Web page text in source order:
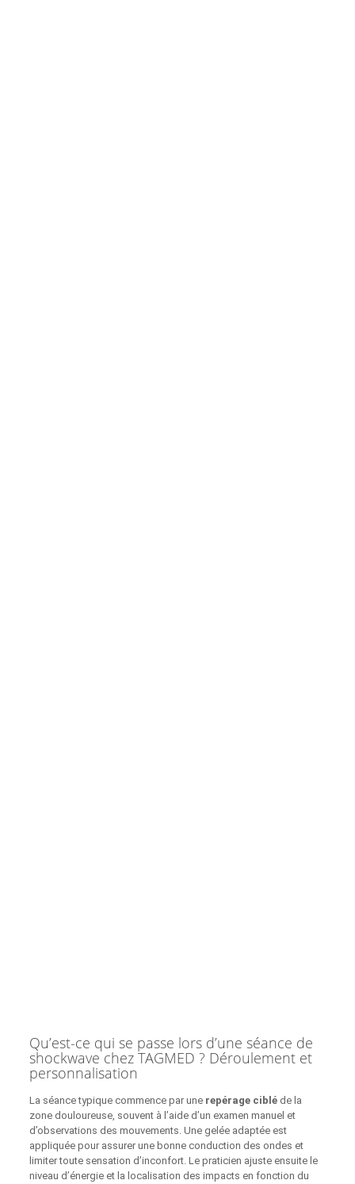
Qu’est-ce qui se passe lors d’une séance de
shockwave chez TAGMED ? Déroulement et
personnalisation
La séance typique commence par une repérage cibléde la
zone douloureuse, souvent à l’aide d’un examen manuel et
d’observations des mouvements. Une gelée adaptée est
appliquée pour assurer une bonne conduction des ondes et
limiter toute sensation d’inconfort. Le praticien ajuste ensuite le
niveau d’énergie et la localisation des impacts en fonction du